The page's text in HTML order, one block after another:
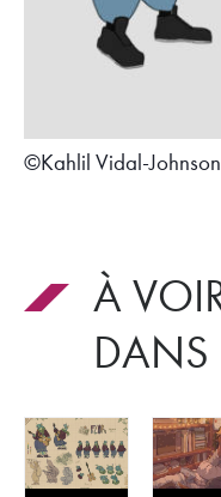
©Kahlil Vidal-Johnson
À VOIR ÉGALEMENT
DANS